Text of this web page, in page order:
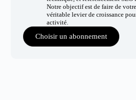
Notre objectif est de faire de
véritable levier de croissance
activité.
Choisir un abonnement